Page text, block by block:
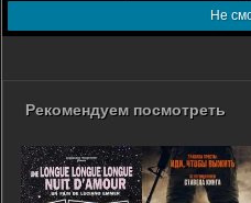
Не
Рекомендуем посмотреть